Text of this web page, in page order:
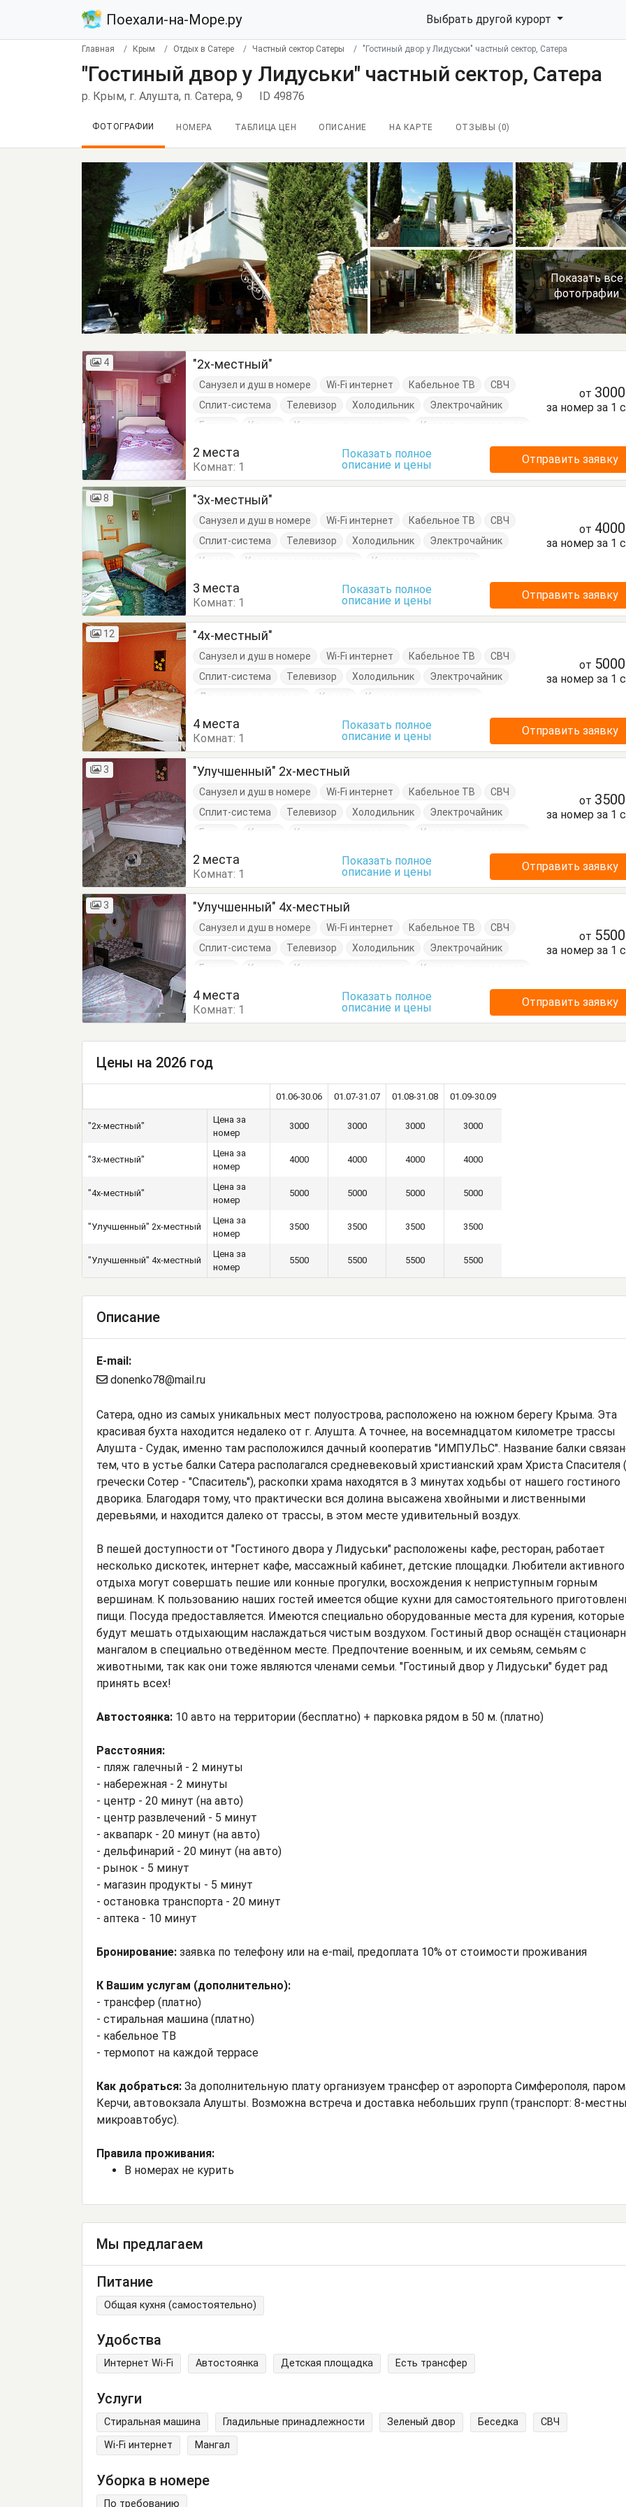
Поехали-на-Море.ру Выбрать другой курорт
Главная Крым Отдых в Сатере Частный сектор Сатеры "Гостиный двор у Лидуськи" частный сектор, Сатера
"Гостиный двор у Лидуськи" частный сектор, Сатера
р. Крым, г. Алушта, п. Сатера, 9 ID 49876
ФОТОГРАФИИ НОМЕРА ТАБЛИЦА ЦЕН ОПИСАНИЕ НА КАРТЕ ОТЗЫВЫ ( 0)
Показать все
фотографии
4 "2х-местный"
Санузел и душ в номере Wi-Fi интернет Кабельное ТВ
СВЧ
Сплит-система
Телевизор Холодильник
Электрочайник
Балкон
Комод Кровати односпальные
Кровать двуспальная
Шкаф
от 3000
за номер за 1
2 места
Комнат: 1
Показать полное
описание и цены
Отправить заявку
8 "3х-местный"
Санузел и душ в номере Wi-Fi интернет Кабельное ТВ
СВЧ
Сплит-система
Телевизор Холодильник
Электрочайник
Комод
Кровати односпальные
Кровать двуспальная
Шкаф
от 4000
за номер за 1
3 места
Комнат: 1
Показать полное
описание и цены
Отправить заявку
12 "4х-местный"
Санузел и душ в номере Wi-Fi интернет Кабельное ТВ
СВЧ
Сплит-система
Телевизор Холодильник
Электрочайник
Двухэтажная кровать
Комод
Кровати односпальные
Терраса
от 5000
за номер за 1
4 места
Комнат: 1
Показать полное
описание и цены
Отправить заявку
3 "Улучшенный" 2х-местный
Санузел и душ в номере Wi-Fi интернет Кабельное ТВ
СВЧ
Сплит-система
Телевизор Холодильник
Электрочайник
Балкон
Комод Кровати односпальные
Кровать двуспальная
Шкаф
от 3500
за номер за 1
2 места
Комнат: 1
Показать полное
описание и цены
Отправить заявку
3 "Улучшенный" 4х-местный
Санузел и душ в номере Wi-Fi интернет Кабельное ТВ
СВЧ
Сплит-система
Телевизор Холодильник
Электрочайник
Балкон
Комод Кровати односпальные
Кровать двуспальная
Шкаф
от 5500
за номер за 1
4 места
Комнат: 1
Показать полное
описание и цены
Отправить заявку
Цены на 2026 год
01.06-30.06 01.07-31.07 01.08-31.08 01.09-30.09
"2х-местный"
Цена за
номер
3000 3000 3000 3000
"3х-местный"
Цена за
номер
4000 4000 4000 4000
"4х-местный"
Цена за
номер
5000 5000 5000 5000
"Улучшенный" 2х-местный
Цена за
номер
3500 3500 3500 3500
"Улучшенный" 4х-местный
Цена за
номер
5500 5500 5500 5500
Описание
E-mail:
donenko78@mail.ru
Сатера, одно из самых уникальных мест полуострова, расположено на южном берегу Крыма. Эта
красивая бухта находится недалеко от г. Алушта. А точнее, на восемнадцатом километре трассы
Алушта - Судак, именно там расположился дачный кооператив "ИМПУЛЬС". Название балки
тем, что в устье балки Сатера располагался средневековый христианский храм Христа Спасителя
гречески Сотер - "Спаситель"), раскопки храма находятся в 3 минутах ходьбы от нашего гостиного
дворика. Благодаря тому, что практически вся долина высажена хвойными и лиственными
деревьями, и находится далеко от трассы, в этом месте удивительный воздух.
В пешей доступности от "Гостиного двора у Лидуськи" расположены кафе, ресторан, работает
несколько дискотек, интернет кафе, массажный кабинет, детские площадки. Любители активного
отдыха могут совершать пешие или конные прогулки, восхождения к неприступным горным
вершинам. К пользованию наших гостей имеется общие кухни для самостоятельного
пищи. Посуда предоставляется. Имеются специально оборудованные места для курения,
будут мешать отдыхающим наслаждаться чистым воздухом. Гостиный двор оснащён
мангалом в специально отведённом месте. Предпочтение военным, и их семьям, семьям с
животными, так как они тоже являются членами семьи. "Гостиный двор у Лидуськи" будет рад
принять всех!
Автостоянка: 10 авто на территории (бесплатно) + парковка рядом в 50 м. (платно)
Расстояния:
- пляж галечный - 2 минуты
- набережная - 2 минуты
- центр - 20 минут (на авто)
- центр развлечений - 5 минут
- аквапарк - 20 минут (на авто)
- дельфинарий - 20 минут (на авто)
- рынок - 5 минут
- магазин продукты - 5 минут
- остановка транспорта - 20 минут
- аптека - 10 минут
Бронирование: заявка по телефону или на e-mail, предоплата 10% от стоимости проживания
К Вашим услугам (дополнительно):
- трансфер (платно)
- стиральная машина (платно)
- кабельное ТВ
- термопот на каждой террасе
Как добраться: За дополнительную плату организуем трансфер от аэропорта Симферополя,
Керчи, автовокзала Алушты. Возможна встреча и доставка небольших групп (транспорт: 8-
микроавтобус).
Правила проживания:
В номерах не курить
Мы предлагаем
Питание
Общая кухня (самостоятельно)
Удобства
Интернет Wi-Fi Автостоянка Детская площадка Есть трансфер
Услуги
Стиральная машина Гладильные принадлежности Зеленый двор Беседка
СВЧ
Wi-Fi интернет
Мангал
Уборка в номере
По требованию